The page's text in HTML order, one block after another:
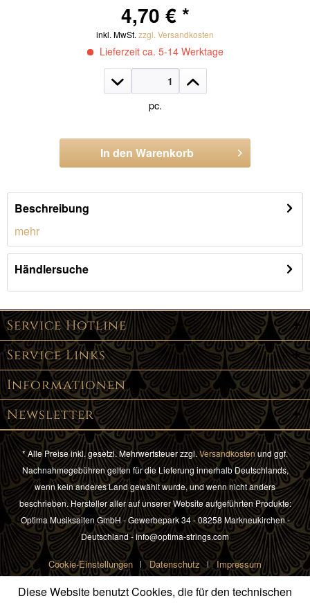
4,70 € *
inkl. MwSt. zzgl. Versandkosten
Lieferzeit ca. 5-14 Werktage
pc.
In den Warenkorb
Artikel-Nr.: CB030.M
Beschreibung
mehr
Händlersuche
Service Hotline
Service Links
Informationen
Newsletter
* Alle Preise inkl. gesetzl. Mehrwertsteuer zzgl.Versandkostenund ggf.
Nachnahmegebühren gelten für die Lieferung innerhalb Deutschlands,
wenn kein anderes Land gewählt wurde, und wenn nicht anders
beschrieben. Hersteller aller auf unserer Website aufgeführten Produkte:
Optima Musiksaiten GmbH - Gewerbepark 34 - 08258 Markneukirchen -
Deutschland - info@optima-strings.com
Cookie-Einstellungen Datenschutz Impressum
Diese Website benutzt Cookies, die für den technischen